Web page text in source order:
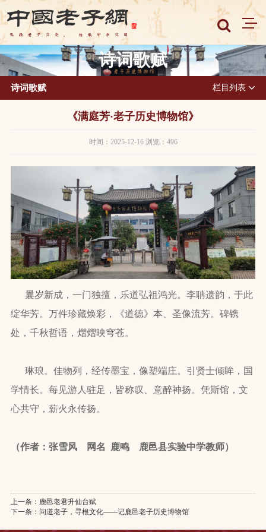
诗词歌赋
诗词歌赋 栏目列表
《满庭芳·老子历史博物馆》
时间：2025-12-16 浏览：496
曩岁新成，一门独擅，乐道弘祖鸿光。李聃遗韵，于此
绽华芳。万件珍藏焕彩，《道德》本、圣像流芳。碑镌
处，千秋哲语，熠熠映穹苍。
琳琅。佳物列，经传墨宝，像塑端庄。引贤士倾眸，国
学情长。每见游人驻足，皆称叹、意醉神扬。凭斯馆，文
心共守，薪火永传扬。
（作者：张雪风 网名 鹿鸣 鹿邑县实验中学教师）
上一条： 鹿邑老君升仙台赋
下一条： 问道老子，寻根文化——记鹿邑老子历史博物馆